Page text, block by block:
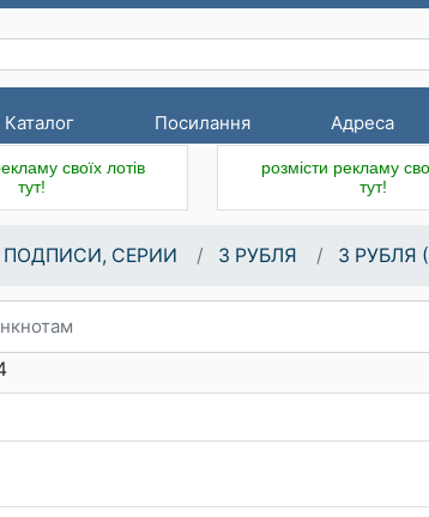
Каталог Посилання Адреса
своїх лотів
тут!
розмісти рекламу
тут!
ПОДПИСИ, СЕРИИ 3 РУБЛЯ 3 РУБЛЯ